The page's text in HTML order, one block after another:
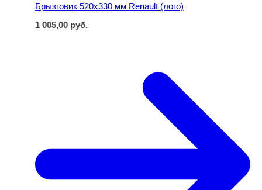
Брызговик 520х330 мм Renault (лого)
1 005,00 руб.